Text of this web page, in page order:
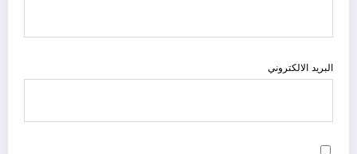
البريد الالكتروني